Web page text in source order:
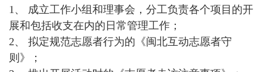
1、 成立工作小组和理事会，分工负责各个项目的开
展和包括收支在内的日常管理工作；
2、 拟定规范志愿者行为的《闽北互动志愿者守
则》；